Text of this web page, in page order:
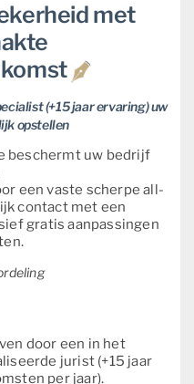
met
(+15 jaar ervaring) uw
opstellen
beschermt uw bedrijf
een vaste scherpe all-
contact met een
gratis aanpassingen
door een in het
jurist (+15 jaar
per jaar).